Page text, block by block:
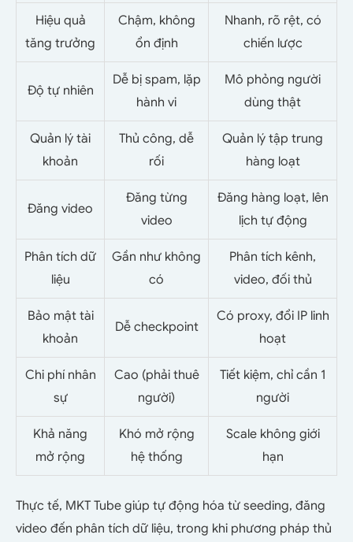
Hiệu quả
tăng trưởng
Chậm, không
ổn định
Nhanh, rõ rệt, có
chiến lược
Độ tự nhiên
Dễ bị spam, lặp
hành vi
Mô phỏng người
dùng thật
Quản lý tài
khoản
Thủ công, dễ
rối
Quản lý tập trung
hàng loạt
Đăng video
Đăng từng
video
Đăng hàng loạt, lên
lịch tự động
Phân tích dữ
liệu
Gần như không
có
Phân tích kênh,
video, đối thủ
Bảo mật tài
khoản
Dễ checkpoint
Có proxy, đổi IP linh
hoạt
Chi phí nhân
sự
Cao (phải thuê
người)
Tiết kiệm, chỉ cần 1
người
Khả năng
mở rộng
Khó mở rộng
hệ thống
Scale không giới
hạn
Thực tế, MKT Tube giúp tự động hóa từ seeding, đăng
video đến phân tích dữ liệu, trong khi phương pháp thủ